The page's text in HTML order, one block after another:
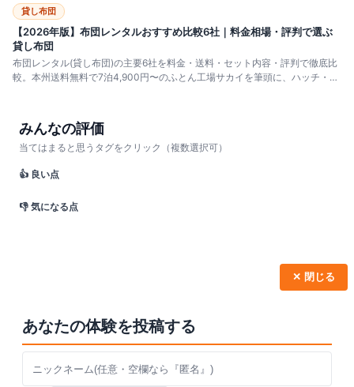
貸し布団
【2026年版】布団レンタルおすすめ比較6社｜料金相場・評判で選ぶ
貸し布団
布団レンタル(貸し布団)の主要6社を料金・送料・セット内容・評判で徹底比
較。本州送料無料で7泊4,900円〜のふとん工場サカイを筆頭に、ハッチ・山
みんなの評価
当てはまると思うタグをクリック（複数選択可）
👍 良い点
👎 気になる点
✕ 閉じる
あなたの体験を投稿する